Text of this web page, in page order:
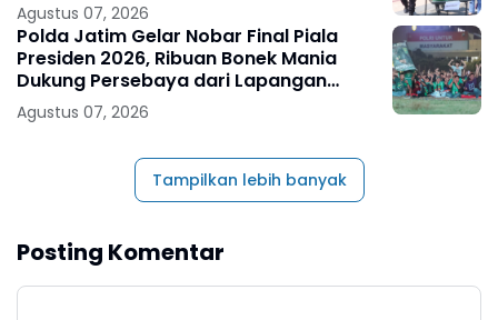
Agustus 07, 2026
Polda Jatim Gelar Nobar Final Piala
Presiden 2026, Ribuan Bonek Mania
Dukung Persebaya dari Lapangan
Mapolda
Agustus 07, 2026
Tampilkan lebih banyak
Posting Komentar